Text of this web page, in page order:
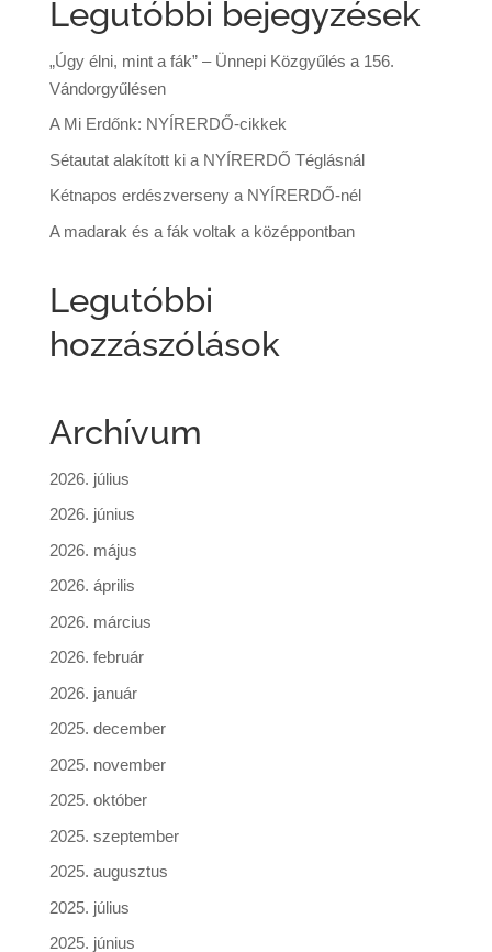
Legutóbbi bejegyzések
„Úgy élni, mint a fák” – Ünnepi Közgyűlés a 156.
Vándorgyűlésen
A Mi Erdőnk: NYÍRERDŐ-cikkek
Sétautat alakított ki a NYÍRERDŐ Téglásnál
Kétnapos erdészverseny a NYÍRERDŐ-nél
A madarak és a fák voltak a középpontban
Legutóbbi
hozzászólások
Archívum
2026. július
2026. június
2026. május
2026. április
2026. március
2026. február
2026. január
2025. december
2025. november
2025. október
2025. szeptember
2025. augusztus
2025. július
2025. június